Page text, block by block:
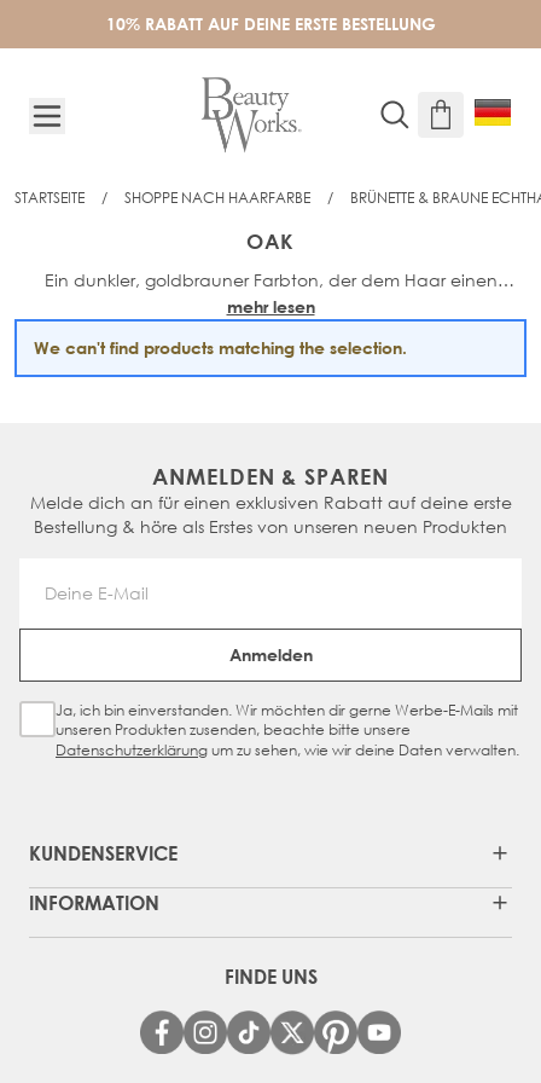
10% RABATT AUF DEINE ERSTE BESTELLUNG
STARTSEITE / SHOPPE NACH HAARFARBE / BRÜNETTE & BRAUNE
OAK
Ein dunkler, goldbrauner Farbton, der dem Haar einen
Hauch von bronzener, sonnengeküsster Wärme verleiht. Die
Nuance enthält Zimtblond-Töne in der Basis.
mehr lesen
We can't find products matching the selection.
ANMELDEN & SPAREN
Melde dich an für einen exklusiven Rabatt auf deine erste
Bestellung & höre als Erstes von unseren neuen Produkten
Email Address
Anmelden
Sign Up Checkbox
Ja, ich bin einverstanden. Wir möchten dir gerne Werbe-E-Mails mit
unseren Produkten zusenden, beachte bitte unsere
Datenschutzerklärungum zu sehen, wie wir deine Daten verwalten.
KUNDENSERVICE
INFORMATION
FINDE UNS